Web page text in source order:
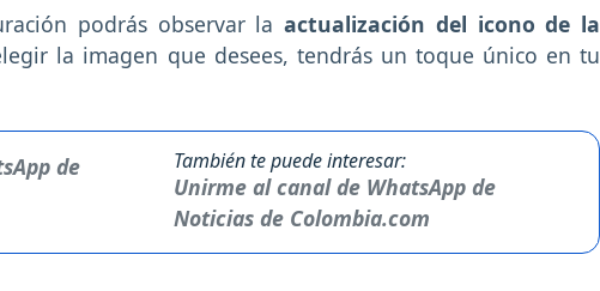
podrás observar la actualización del icono de la
la imagen que desees, tendrás un toque único en tu
También te puede interesar:
Unirme al canal de WhatsApp de
Noticias de Colombia.com